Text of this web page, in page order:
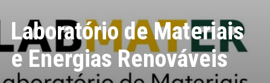
Laboratório de Materiais
e Energias Renováveis